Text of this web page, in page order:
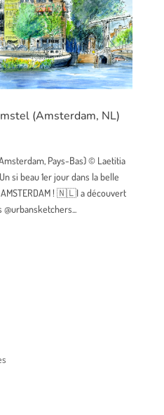
(Amsterdam, NL)
Pays-Bas) © Laetitia
si beau 1er jour dans la belle
AMSTERDAM ! 🇳🇱I a découvert